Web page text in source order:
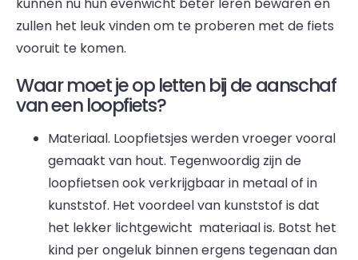
zullen het leuk vinden om te proberen met de fiets
vooruit te komen.
Waar moet je op letten bij de aanschaf
van een loopfiets?
Materiaal. Loopfietsjes werden vroeger vooral
gemaakt van hout. Tegenwoordig zijn de
loopfietsen ook verkrijgbaar in metaal of in
kunststof. Het voordeel van kunststof is dat
het lekker lichtgewicht materiaal is. Botst het
kind per ongeluk binnen ergens tegenaan dan